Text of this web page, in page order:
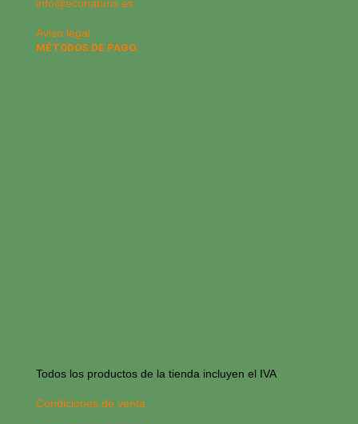
info@econaturis.es
Aviso legal
MÉTODOS DE PAGO:
Todos los productos de la tienda incluyen el IVA
Condiciones de venta